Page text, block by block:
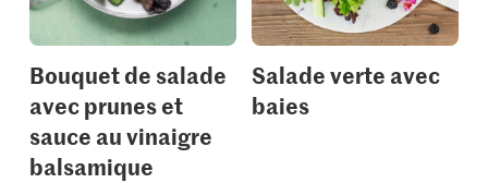
Bouquet de salade
avec prunes et
sauce au vinaigre
balsamique
Salade verte avec
baies